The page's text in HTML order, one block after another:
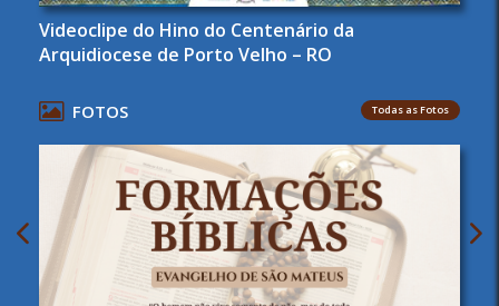
Videoclipe do Hino do Centenário da
Arquidiocese de Porto Velho – RO
FOTOS Todas as Fotos